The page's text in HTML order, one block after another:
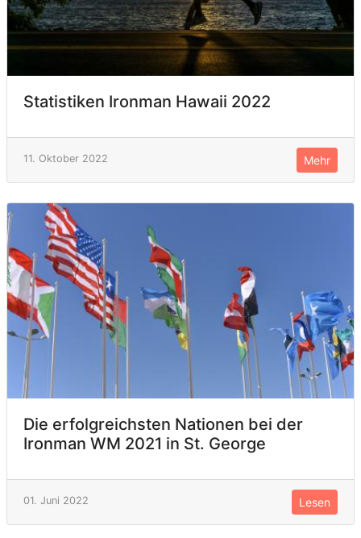
Statistiken Ironman Hawaii 2022
11. Oktober 2022 Mehr
Die erfolgreichsten Nationen bei der
Ironman WM 2021 in St. George
01. Juni 2022 Lesen